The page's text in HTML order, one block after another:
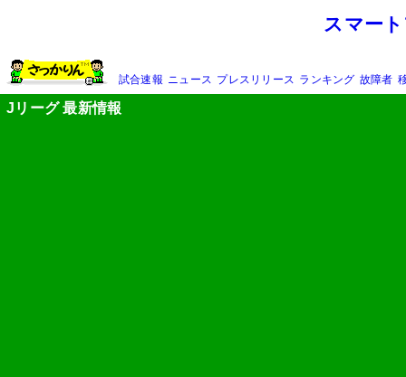
スマー
試合速報 ニュース プレスリリース ランキング 故障者
Jリーグ 最新情報